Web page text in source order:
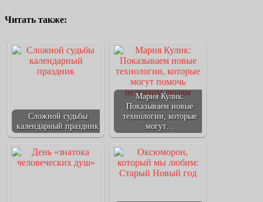
Читать также:
Сложной судьбы
календарный праздник
Мария Кулик:
Показываем новые
технологии, которые
могут…